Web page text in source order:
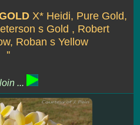
X* Heidi, Pure Gold,
s Gold , Robert
Roban s Yellow
''
...